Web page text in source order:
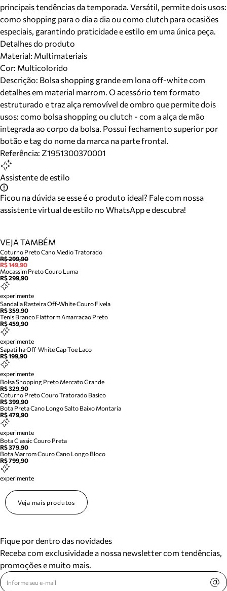
principais tendências da temporada. Versátil, permite dois usos:
como shopping para o dia a dia ou como clutch para ocasiões
especiais, garantindo praticidade e estilo em uma única peça.
Detalhes do produto
Material: Multimateriais
Cor: Multicolorido
Descrição: Bolsa shopping grande em lona off-white com
detalhes em material marrom. O acessório tem formato
estruturado e traz alça removível de ombro que permite dois
usos: como bolsa shopping ou clutch - com a alça de mão
integrada ao corpo da bolsa. Possui fechamento superior por
botão e tag do nome da marca na parte frontal.
Referência: Z1951300370001
Assistente de estilo
Ficou na dúvida se esse é o produto ideal? Fale com nossa
assistente virtual de estilo no WhatsApp e descubra!
VEJA TAMBÉM
Coturno Preto Cano Medio Tratorado
R$ 299,90
R$ 149,90
Mocassim Preto Couro Luma
R$ 299,90
experimente
Sandalia Rasteira Off-White Couro Fivela
R$ 359,90
Tenis Branco Flatform Amarracao Preto
R$ 459,90
experimente
Sapatilha Off-White Cap Toe Laco
R$ 199,90
experimente
Bolsa Shopping Preto Mercato Grande
R$ 329,90
Coturno Preto Couro Tratorado Basico
R$ 399,90
Bota Preta Cano Longo Salto Baixo Montaria
R$ 479,90
experimente
Bota Classic Couro Preta
R$ 379,90
Bota Marrom Couro Cano Longo Bloco
R$ 799,90
experimente
Veja mais produtos
Fique por dentro das novidades
Receba com exclusividade a nossa newsletter com tendências,
promoções e muito mais.